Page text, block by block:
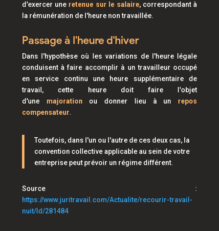
d'exercer une retenue sur le salaire, correspondant à
la rémunération de l'heure non travaillée.
Passage à l'heure d'hiver
Dans l'hypothèse où les variations de l'heure légale
conduisent à faire accomplir à un travailleur occupé
en service continu une heure supplémentaire de
travail, cette heure doit faire l'objet
d'une majoration ou donner lieu à un repos
compensateur.
Toutefois, dans l'un ou l'autre de ces deux cas, la
convention collective applicable au sein de votre
entreprise peut prévoir un régime différent.
Source :
https://www.juritravail.com/Actualite/recourir-travail-
nuit/Id/281484